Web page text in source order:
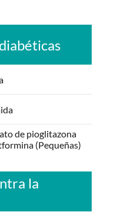
de pioglitazona
(Pequeñas)
la